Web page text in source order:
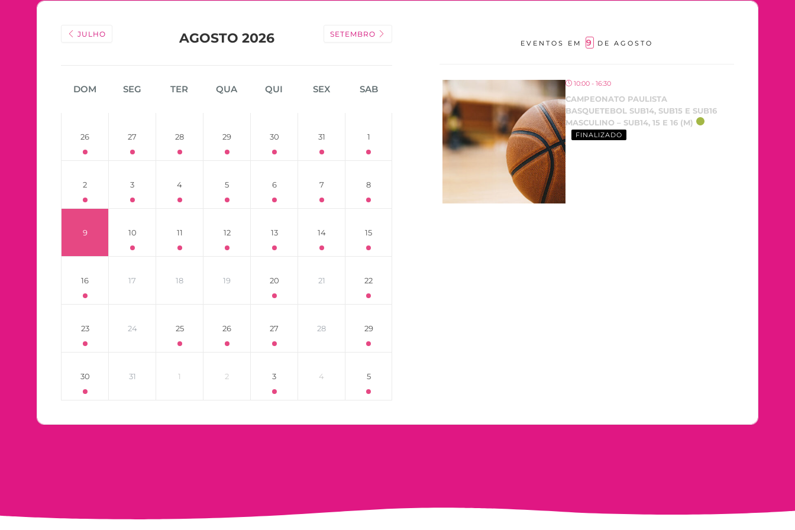
JULHO AGOSTO 2026 SETEMBRO
DOM SEG TER QUA QUI SEX SAB
26 27 28 29 30 31 1
2 3 4 5 6 7 8
9 10 11 12 13 14 15
16 17 18 19 20 21 22
23 24 25 26 27 28 29
30 31 1 2 3 4 5
EVENTOS EM 9 DE AGOSTO
10:00 - 16:30
CAMPEONATO PAULISTA
BASQUETEBOL SUB14, SUB15 E SUB16
MASCULINO – SUB14, 15 E 16 (M)
FINALIZADO